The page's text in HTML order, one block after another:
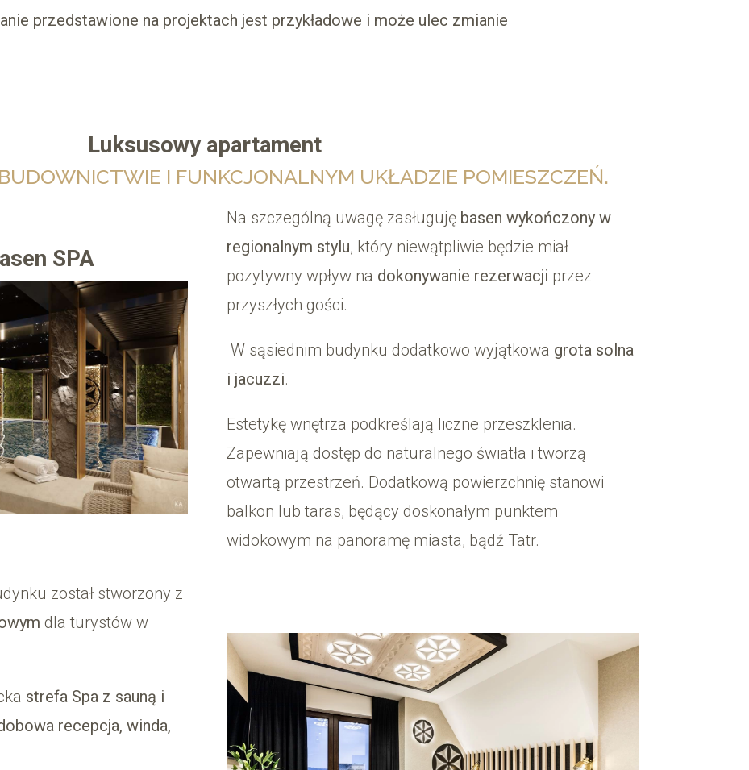
przedstawione na projektach jest przykładowe i może ulec zmianie
Luksusowy apartament
I FUNKCJONALNYM UKŁADZIE POMIESZCZEŃ.
SPA
Na szczególną uwagę zasługuję basen wykończony w
regionalnym stylu, który niewątpliwie będzie miał
pozytywny wpływ na dokonywanie rezerwacji przez
przyszłych gości.
W sąsiednim budynku dodatkowo wyjątkowa grota solna
i jacuzzi.
Estetykę wnętrza podkreślają liczne przeszklenia.
Zapewniają dostęp do naturalnego światła i tworzą
otwartą przestrzeń. Dodatkową powierzchnię stanowi
balkon lub taras, będący doskonałym punktem
widokowym na panoramę miasta, bądź Tatr.
został stworzony z
dla turystów w
strefa Spa z sauną i
recepcja, winda,